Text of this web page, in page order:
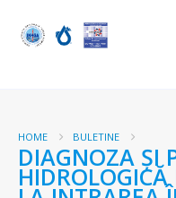
HOME BULETINE
DIAGNOZA ŞI